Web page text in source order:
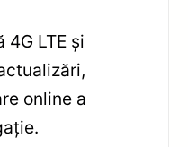
4G LTE și
online a